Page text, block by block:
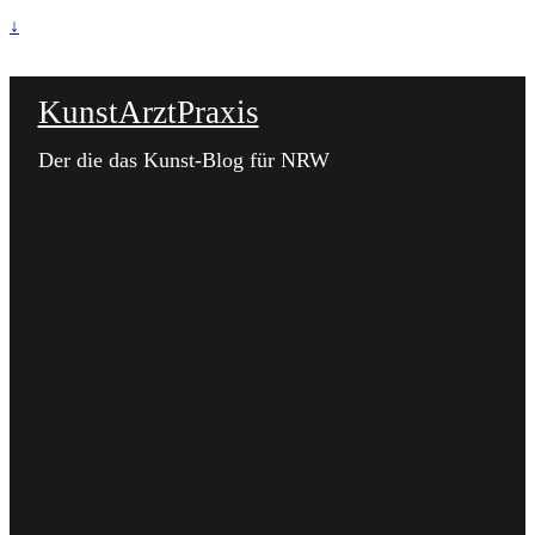
↓
KunstArztPraxis
Der die das Kunst-Blog für NRW